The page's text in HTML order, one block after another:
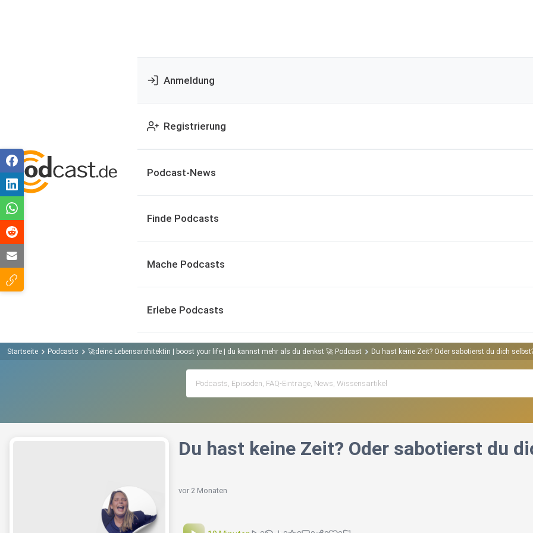
Anmeldung
Registrierung
Podcast-News
Finde Podcasts
Mache Podcasts
Erlebe Podcasts
Startseite Podcasts 🚀deine Lebensarchitektin | boost your life | du kannst mehr als du denkst 🚀 Podcast Du hast keine Zeit? Oder sabotierst du dich
Du hast keine Zeit? Oder sabotierst du
vor 2 Monaten